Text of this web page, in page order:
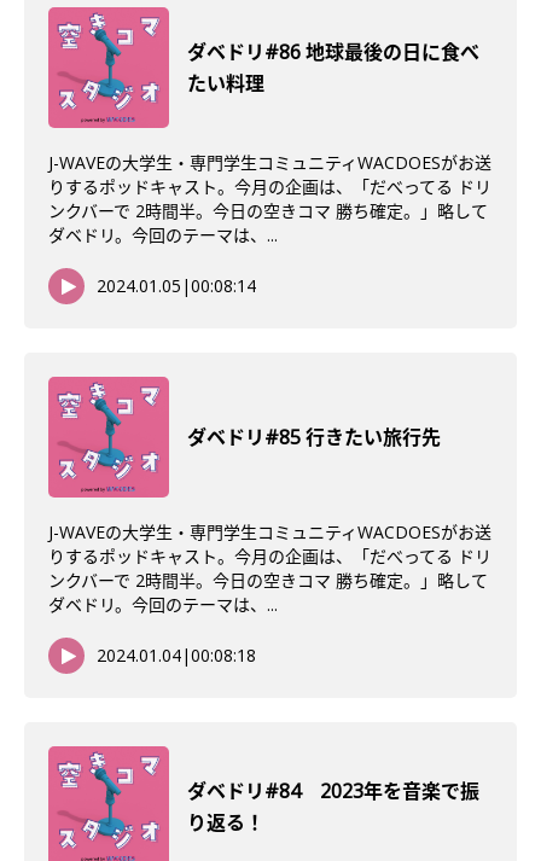
ダベドリ#86 地球最後の日に食べ
たい料理
J-WAVEの大学生・専門学生コミュニティWACDOESがお送
りするポッドキャスト。今月の企画は、「だべってる ドリ
ンクバーで 2時間半。今日の空きコマ 勝ち確定。」略して
ダベドリ。今回のテーマは、...
2024.01.05 |00:08:14
ダベドリ#85 行きたい旅行先
J-WAVEの大学生・専門学生コミュニティWACDOESがお送
りするポッドキャスト。今月の企画は、「だべってる ドリ
ンクバーで 2時間半。今日の空きコマ 勝ち確定。」略して
ダベドリ。今回のテーマは、...
2024.01.04|00:08:18
ダベドリ#84 2023年を音楽で振
り返る！